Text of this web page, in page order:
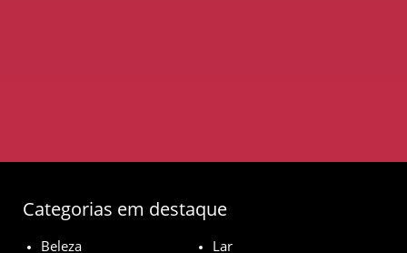
Categorias em destaque
Beleza
Lar